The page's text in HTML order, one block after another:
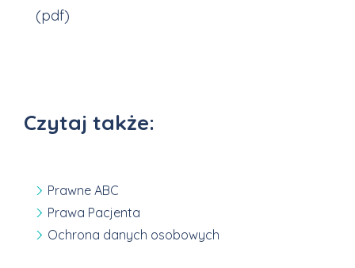
(pdf)
Czytaj także:
Prawne ABC
Prawa Pacjenta
Ochrona danych osobowych